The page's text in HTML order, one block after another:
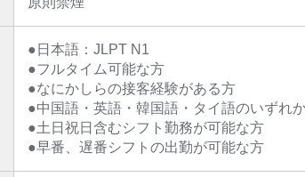
●日本語：JLPT N1
●フルタイム可能な方
●なにかしらの接客経験がある方
●中国語・英語・韓国語・タイ語のいずれ
●土日祝日含むシフト勤務が可能な方
●早番、遅番シフトの出勤が可能な方